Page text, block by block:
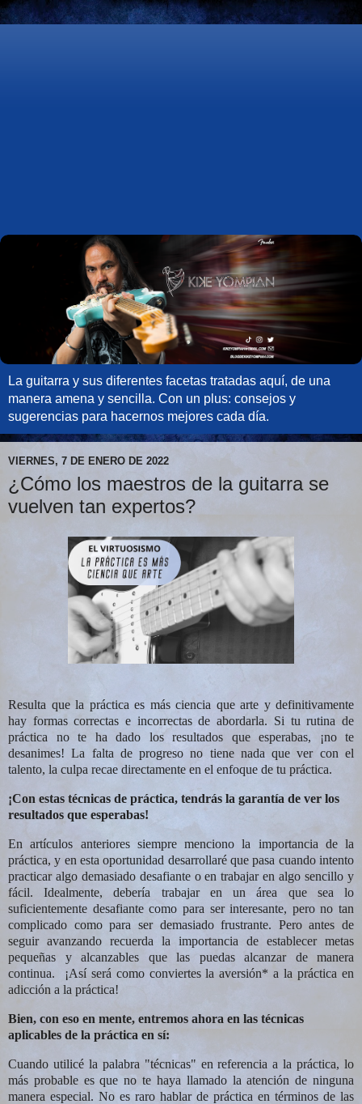
La guitarra y sus diferentes facetas tratadas aquí, de una
manera amena y sencilla. Con un plus: consejos y
sugerencias para hacernos mejores cada día.
VIERNES, 7 DE ENERO DE 2022
¿Cómo los maestros de la guitarra se
vuelven tan expertos?
Resulta que la práctica es más ciencia que arte y definitivamente
hay formas correctas e incorrectas de abordarla. Si tu rutina de
práctica no te ha dado los resultados que esperabas, ¡no te
desanimes! La falta de progreso no tiene nada que ver con el
talento, la culpa recae directamente en el enfoque de tu práctica.
¡Con estas técnicas de práctica, tendrás la garantía de ver los
resultados que esperabas!
En artículos anteriores siempre menciono la importancia de la
práctica, y en esta oportunidad desarrollaré que pasa cuando intento
practicar algo demasiado desafiante o en trabajar en algo sencillo y
fácil. Idealmente, debería trabajar en un área que sea lo
suficientemente desafiante como para ser interesante, pero no tan
complicado como para ser demasiado frustrante. Pero antes de
seguir avanzando recuerda la importancia de establecer metas
pequeñas y alcanzables que las puedas alcanzar de manera
continua. ¡Así será como conviertes la aversión* a la práctica en
adicción a la práctica!
Bien, con eso en mente, entremos ahora en las técnicas
aplicables de la práctica en sí:
Cuando utilicé la palabra "técnicas" en referencia a la práctica, lo
más probable es que no te haya llamado la atención de ninguna
manera especial. No es raro hablar de práctica en términos de las